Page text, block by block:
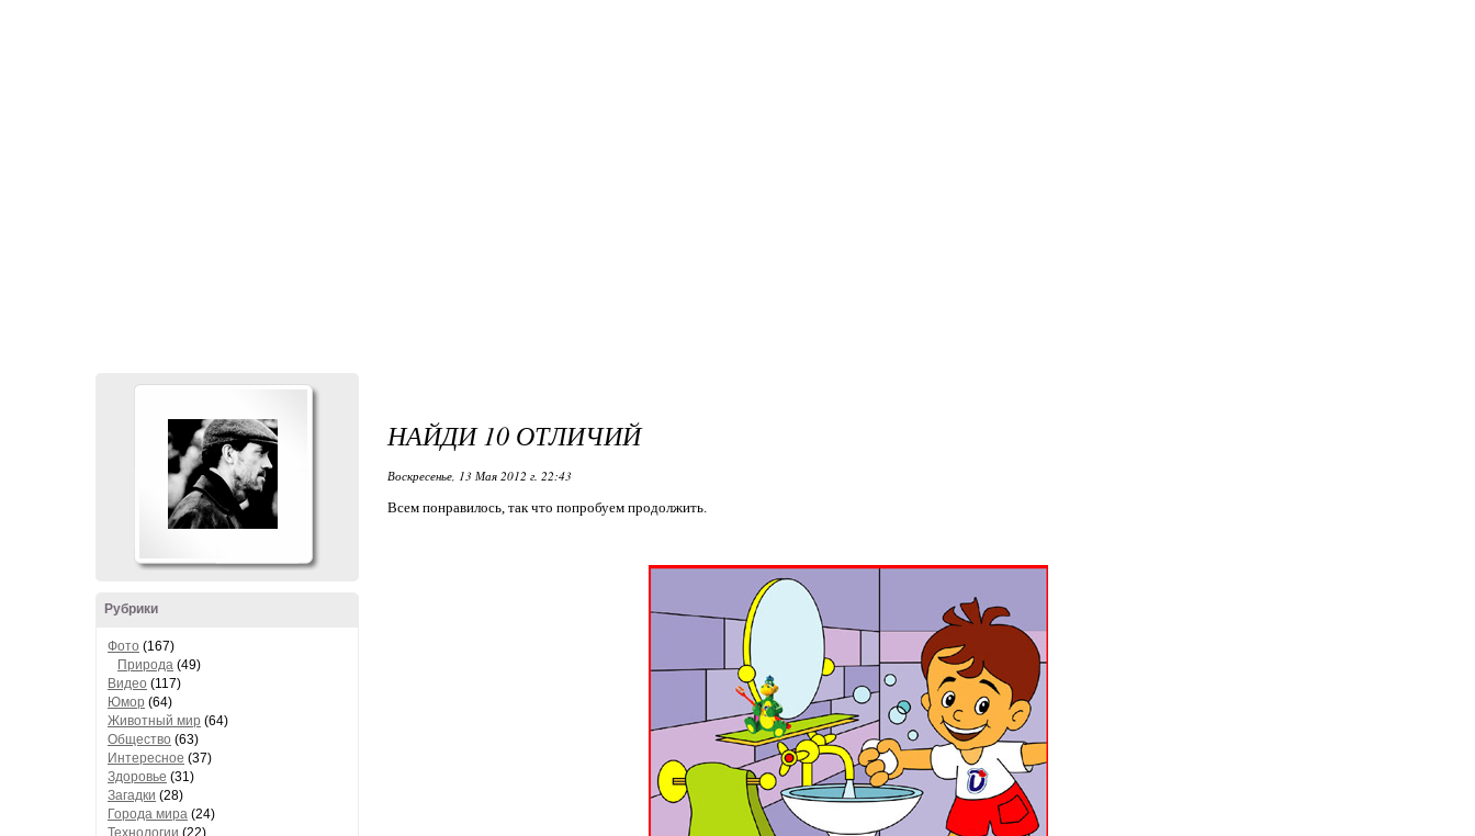
Рубрики
Фото (167)
Природа (49)
Видео (117)
Юмор (64)
Животный мир (64)
Общество (63)
Интересное (37)
Здоровье (31)
Загадки (28)
Города мира (24)
Технологии (22)
НАЙДИ 10 ОТЛИЧИЙ
Воскресенье, 13 Мая 2012 г. 22:43
Всем понравилось, так что попробуем продолжить.